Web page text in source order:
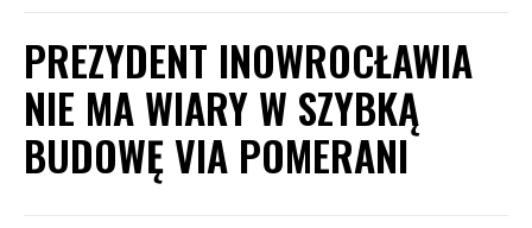
PREZYDENT INOWROCŁAWIA
NIE MA WIARY W SZYBKĄ
BUDOWĘ VIA POMERANI